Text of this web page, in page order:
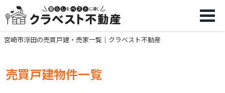
宮崎市浮田の売買戸建・売家一覧｜クラベスト不動産
売買戸建物件一覧